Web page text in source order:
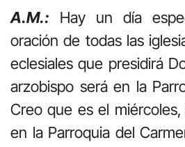
A.M.: Hay un día
oración de todas las
eclesiales que presidirá
arzobispo será en la
Creo que es el miércoles,
en la Parroquia del